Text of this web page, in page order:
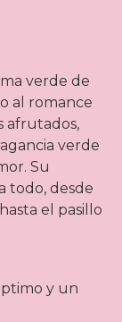
verde de
al romance
afrutados,
verde
Su
todo, desde
el pasillo
y un